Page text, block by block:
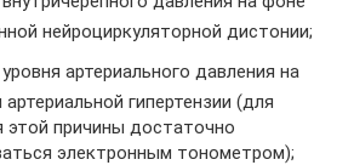
нейроциркуляторной дистонии;
артериального давления на
гипертензии (для
этой причины достаточно
электронным тонометром);